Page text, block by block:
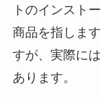
トのインスト
商品を指しま
すが、実際に
あります。